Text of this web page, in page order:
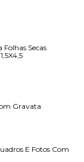
Secas
Gravata
E Fotos Com